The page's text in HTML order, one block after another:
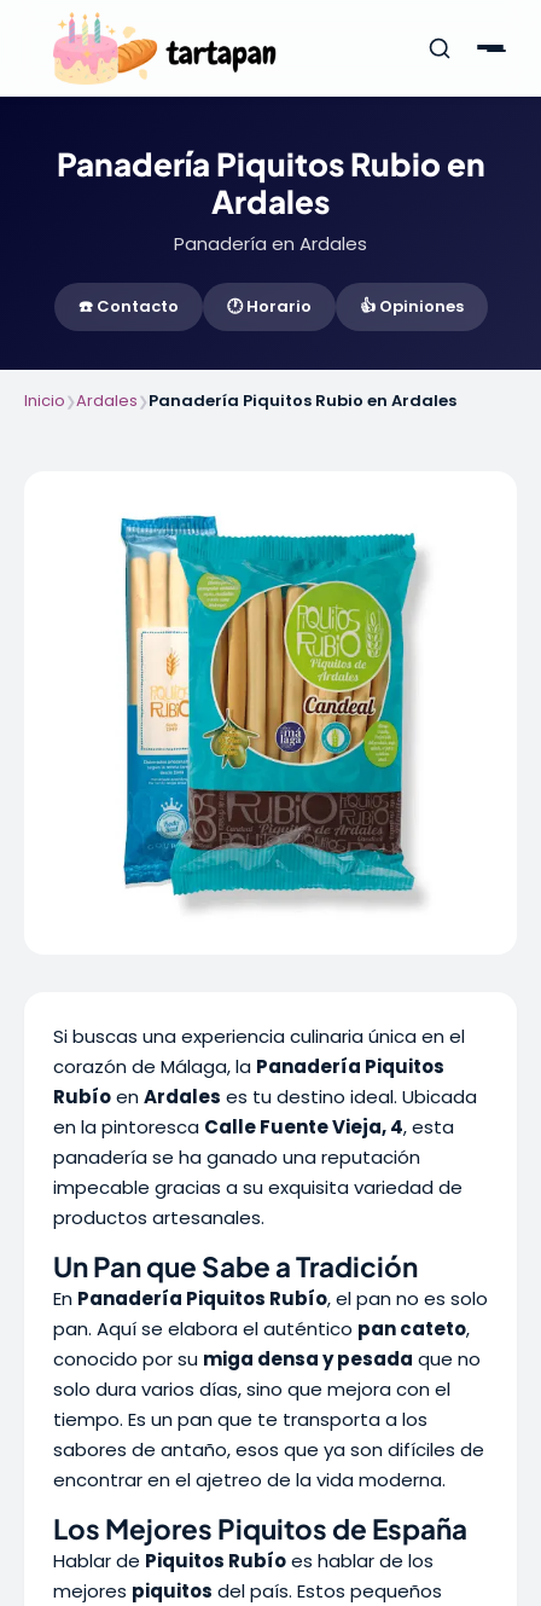
Panadería Piquitos Rubio en
Ardales
Panadería en Ardales
☎️ Contacto 🕐 Horario 👍 Opiniones
Inicio❯Ardales❯Panadería Piquitos Rubio en Ardales
Si buscas una experiencia culinaria única en el
corazón de Málaga, la Panadería Piquitos
Rubíoen Ardales es tu destino ideal. Ubicada
en la pintoresca Calle Fuente Vieja, 4, esta
panadería se ha ganado una reputación
impecable gracias a su exquisita variedad de
productos artesanales.
Un Pan que Sabe a Tradición
En Panadería Piquitos Rubío, el pan no es solo
pan. Aquí se elabora el auténtico pan cateto,
conocido por su miga densa y pesada que no
solo dura varios días, sino que mejora con el
tiempo. Es un pan que te transporta a los
sabores de antaño, esos que ya son difíciles de
encontrar en el ajetreo de la vida moderna.
Los Mejores Piquitos de España
Hablar de Piquitos Rubíoes hablar de los
mejores piquitos del país. Estos pequeños